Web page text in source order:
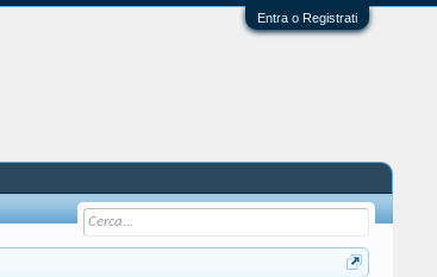
Entra o Registrati